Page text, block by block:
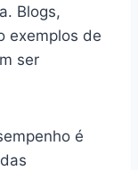
Blogs,
exemplos de
ser
é